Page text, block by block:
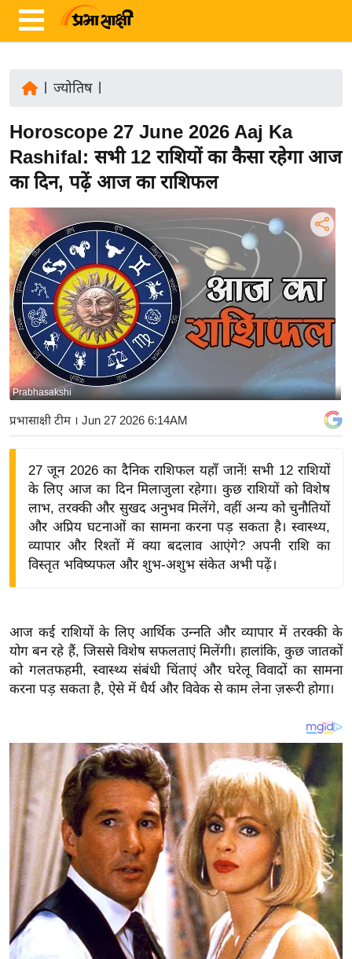
ज़ा
ख
र
रा
ष्ट्री
य
अं
त
र्रा
ष्ट्री
य
बि
ज़
ने
द्यो
शे
ष
ज्ञ
रा
ज
ट
खे
ल
क्रि
के
ट
I
P
L
ज्योतिष|
Horoscope 27 June 2026 Aaj Ka
Rashifal: सभी 12 राशियों का कैसा रहेगा आज
का दिन, पढ़ें आज का राशिफल
Prabhasakshi
प्रभासाक्षी टीम। Jun 27 2026 6:14AM
27 जून 2026 का दैनिक राशिफल यहाँ जानें! सभी 12 राशियों
के लिए आज का दिन मिलाजुला रहेगा। कुछ राशियों को विशेष
लाभ, तरक्की और सुखद अनुभव मिलेंगे, वहीं अन्य को चुनौतियों
और अप्रिय घटनाओं का सामना करना पड़ सकता है। स्वास्थ्य,
व्यापार और रिश्तों में क्या बदलाव आएंगे? अपनी राशि का
विस्तृत भविष्यफल और शुभ-अशुभ संकेत अभी पढ़ें।
आज कई राशियों के लिए आर्थिक उन्नति और व्यापार में तरक्की के
योग बन रहे हैं, जिससे विशेष सफलताएं मिलेंगी। हालांकि, कुछ जातकों
को गलतफहमी, स्वास्थ्य संबंधी चिंताएं और घरेलू विवादों का सामना
करना पड़ सकता है, ऐसे में धैर्य और विवेक से काम लेना ज़रूरी होगा।